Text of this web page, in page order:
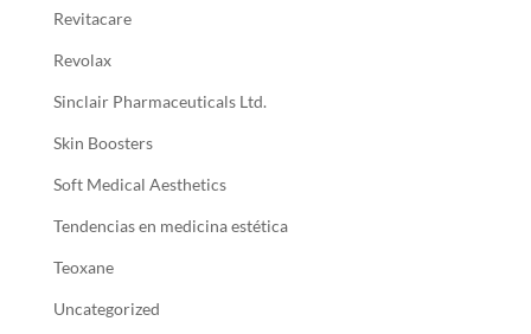
Revitacare
Revolax
Sinclair Pharmaceuticals Ltd.
Skin Boosters
Soft Medical Aesthetics
Tendencias en medicina estética
Teoxane
Uncategorized